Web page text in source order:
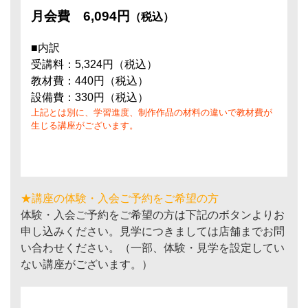
月会費 6,094円 （税込）
■内訳
受講料：5,324円（税込）
教材費：440円（税込）
設備費：330円（税込）
上記とは別に、学習進度、制作作品の材料の違いで教材費が
生じる講座がございます。
★講座の体験・入会ご予約をご希望の方
体験・入会ご予約をご希望の方は下記のボタンよりお
申し込みください。見学につきましては店舗までお問
い合わせください。（一部、体験・見学を設定してい
ない講座がございます。）